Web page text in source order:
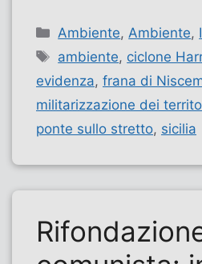
Categorie
Ambiente,Ambiente,
Tag
ambiente, ciclone
evidenza, frana di
militarizzazione dei
ponte sullo stretto, sicilia